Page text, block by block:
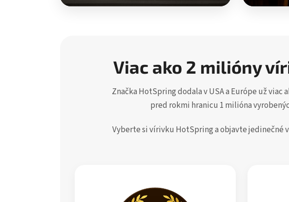
Viac ako 2 milióny
Značka HotSpring dodala v USA a Európe už
pred rokmi hranicu 1 milióna
Vyberte si vírivku HotSpring a objavte jedinečné